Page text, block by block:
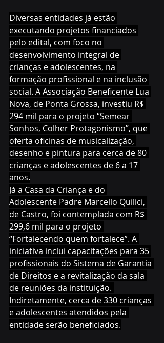
Diversas entidades já estão
executando projetos financiados
pelo edital, com foco no
desenvolvimento integral de
crianças e adolescentes, na
formação profissional e na inclusão
social. A Associação Beneficente Lua
Nova, de Ponta Grossa, investiu R$
294 mil para o projeto “Semear
Sonhos, Colher Protagonismo”, que
oferta oficinas de musicalização,
desenho e pintura para cerca de 80
crianças e adolescentes de 6 a 17
anos.
Já a Casa da Criança e do
Adolescente Padre Marcello Quilici,
de Castro, foi contemplada com R$
299,6 mil para o projeto
“Fortalecendo quem fortalece”. A
iniciativa inclui capacitações para 35
profissionais do Sistema de Garantia
de Direitos e a revitalização da sala
de reuniões da instituição.
Indiretamente, cerca de 330 crianças
e adolescentes atendidos pela
entidade serão beneficiados.